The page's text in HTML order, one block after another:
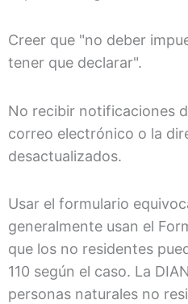
Creer que "no deber
tener que declarar".
No recibir notificaciones
correo electrónico o la
desactualizados.
Usar el formulario
generalmente usan el
que los no residentes
110 según el caso. La
personas naturales no